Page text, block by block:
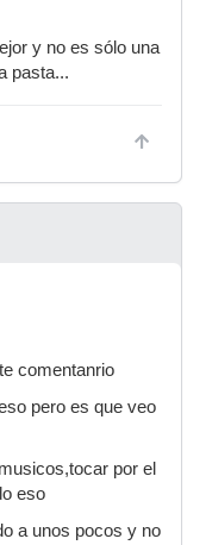
y no es sólo una
pasta...
comentanrio
pero es que veo
por el
eso
a unos pocos y no